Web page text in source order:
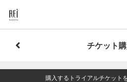
チケット
購入するトライアルチケット